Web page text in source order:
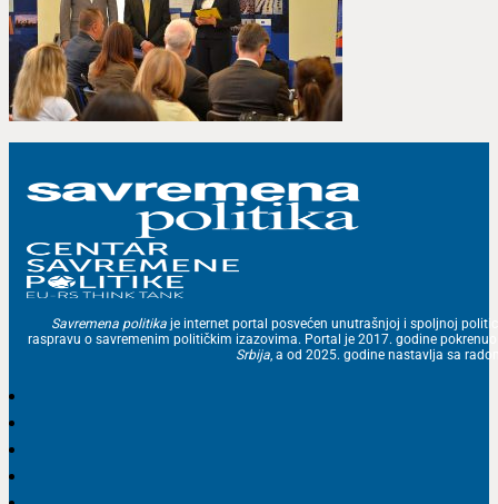
Savremena politika je internet portal posvećen unutrašnjoj i spoljnoj
raspravu o savremenim političkim izazovima. Portal je 2017. godine
Srbija, a od 2025. godine nastavlja sa